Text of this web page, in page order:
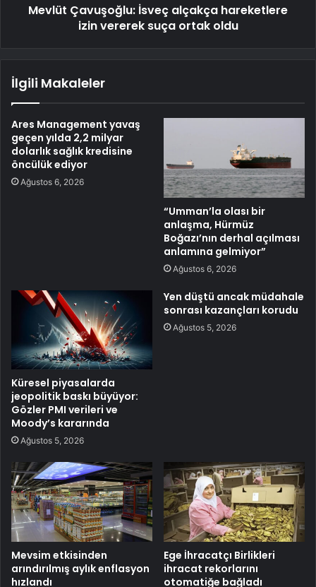
Mevlüt Çavuşoğlu: İsveç alçakça hareketlere
izin vererek suça ortak oldu
İlgili Makaleler
Ares Management yavaş
geçen yılda 2,2 milyar
dolarlık sağlık kredisine
öncülük ediyor
Ağustos 6, 2026
“Umman’la olası bir
anlaşma, Hürmüz
Boğazı’nın derhal açılması
anlamına gelmiyor”
Ağustos 6, 2026
Küresel piyasalarda
jeopolitik baskı büyüyor:
Gözler PMI verileri ve
Moody’s kararında
Ağustos 5, 2026
Yen düştü ancak müdahale
sonrası kazançları korudu
Ağustos 5, 2026
Mevsim etkisinden
arındırılmış aylık enflasyon
hızlandı
Ege İhracatçı Birlikleri
ihracat rekorlarını
otomatiğe bağladı